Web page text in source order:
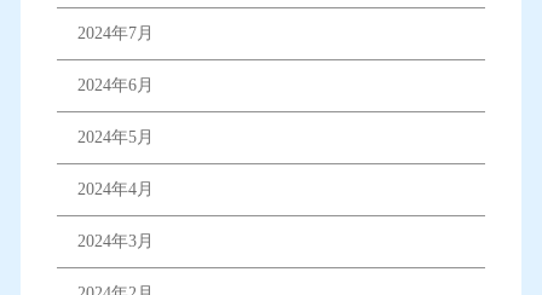
2024年7月
2024年6月
2024年5月
2024年4月
2024年3月